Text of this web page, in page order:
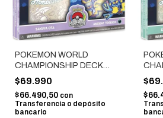
POKEMON WORLD
CHAMPIONSHIP DECK
2024: SAKUYA OTA -
ANCIENT TOOLBOX
$69.990
$66.490,50 con
Transferencia o depósito
bancario